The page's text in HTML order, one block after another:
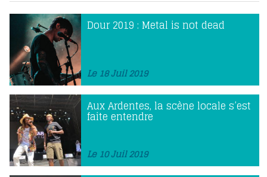
Dour 2019 : Metal is not dead
Le 18 Juil 2019
Aux Ardentes, la scène locale s’est
faite entendre
Le 10 Juil 2019